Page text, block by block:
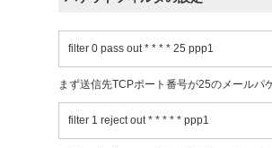
filter 0 pass out * * * * 25 ppp1
まず送信先TCPポート番号が25のメールパ
filter 1 reject out * * * * * ppp1